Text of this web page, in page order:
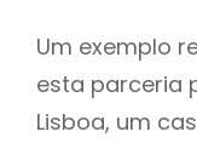
Um exemplo
esta parceria
Lisboa, um